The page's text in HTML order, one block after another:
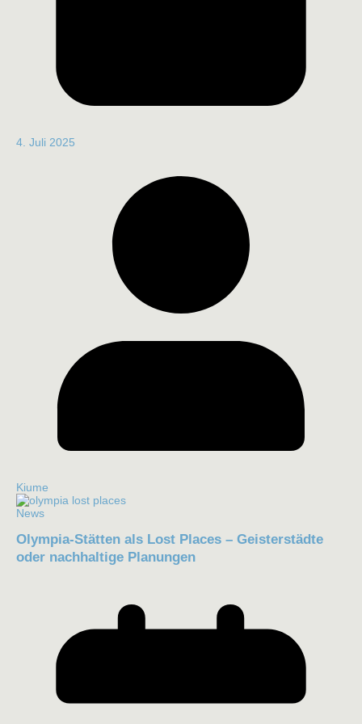
4. Juli 2025
Kiume
News
Olympia-Stätten als Lost Places – Geisterstädte
oder nachhaltige Planungen